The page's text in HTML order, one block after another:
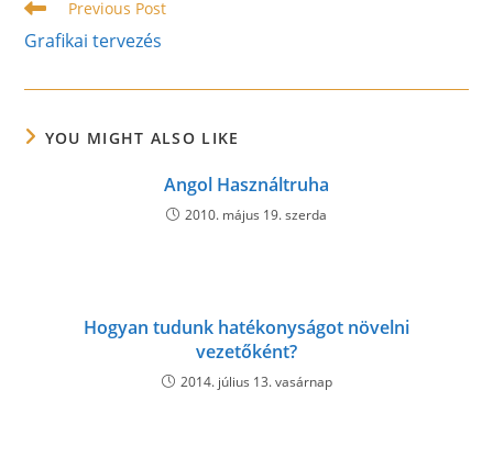
Read
more
articles
Previous Post
Grafikai tervezés
YOU MIGHT ALSO LIKE
Angol Használtruha
2010. május 19. szerda
Hogyan tudunk hatékonyságot növelni
vezetőként?
2014. július 13. vasárnap